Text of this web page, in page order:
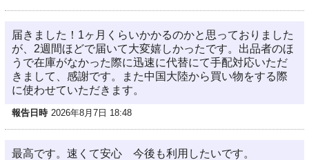
届きました！1ヶ月くらいかかるのかと思っておりました
が、2週間ほどで届いて大変嬉しかったです。出品者のほ
うで在庫がなかった際に迅速に代替にて手配対応いただ
きまして、感謝です。また中国大陸から買い物をする際
に使わせていただきます。
報告日時 2026年8月7日 18:48
最高です。速くて安心 今後も利用したいです。